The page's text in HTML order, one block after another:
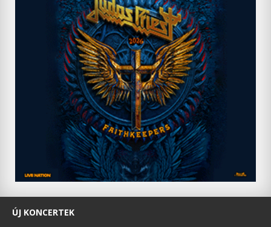
ÚJ KONCERTEK